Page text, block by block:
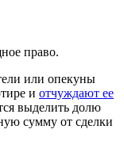
право.
или опекуны
и отчуждают ее
выделить долю
сумму от сделки